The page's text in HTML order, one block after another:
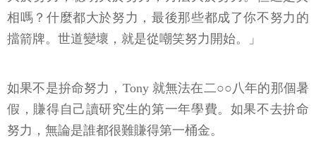
相嗎？什麼都大於努力，最後那些都成了你不努力的
擋箭牌。世道變壞，就是從嘲笑努力開始。」
如果不是拚命努力，Tony 就無法在二○○八年的那個暑
假，賺得自己讀研究生的第一年學費。如果不去拚命
努力，無論是誰都很難賺得第一桶金。